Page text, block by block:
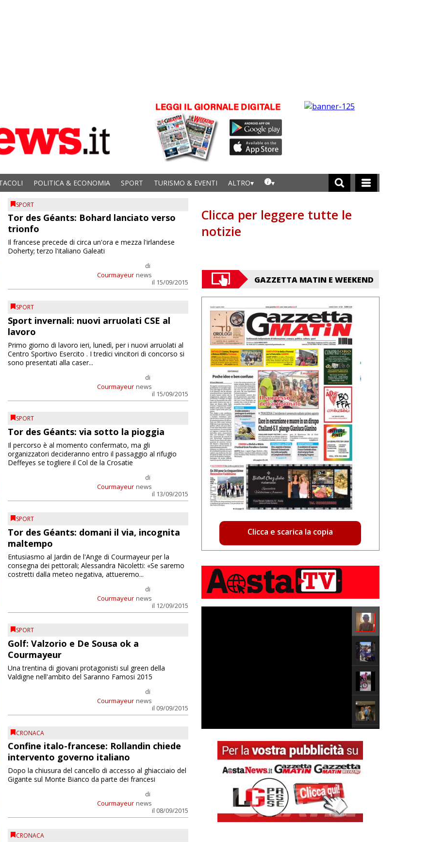
POLITICA & ECONOMIA SPORT TURISMO & EVENTI ALTRO
SPORT
Tor des Géants: Bohard lanciato verso
trionfo
Courmayeur
di
news
il 15/09/2015
Il francese precede di circa un'ora e mezza l'irlandese
Doherty; terzo l'italiano Galeati
SPORT
Sport invernali: nuovi arruolati CSE al
lavoro
Courmayeur
di
news
il 15/09/2015
Primo giorno di lavoro ieri, lunedì, per i nuovi arruolati al
Centro Sportivo Esercito . I tredici vincitori di concorso si
sono presentati alla caser...
SPORT
Tor des Géants: via sotto la pioggia
Courmayeur
di
news
il 13/09/2015
Il percorso è al momento confermato, ma gli
organizzatori decideranno entro il passaggio al rifugio
Deffeyes se togliere il Col de la Crosatie
SPORT
Tor des Géants: domani il via, incognita
maltempo
Courmayeur
di
news
il 12/09/2015
Entusiasmo al Jardin de l'Ange di Courmayeur per la
consegna dei pettorali; Alessandra Nicoletti: «Se saremo
costretti dalla meteo negativa, attueremo...
SPORT
Golf: Valzorio e De Sousa ok a
Courmayeur
Courmayeur
di
news
il 09/09/2015
Una trentina di giovani protagonisti sul green della
Valdigne nell'ambito del Saranno Famosi 2015
CRONACA
Confine italo-francese: Rollandin chiede
intervento governo italiano
Courmayeur
di
news
il 08/09/2015
Dopo la chiusura del cancello di accesso al ghiacciaio del
Gigante sul Monte Bianco da parte dei francesi
CRONACA
Clicca per leggere tutte le
notizie
GAZZETTA MATIN E WEEKEND
Clicca e scarica la copia